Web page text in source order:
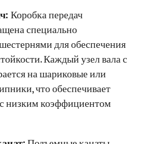
Коробка передач
специально
для обеспечения
Каждый узел вала с
на шариковые или
что обеспечивает
низким коэффициентом